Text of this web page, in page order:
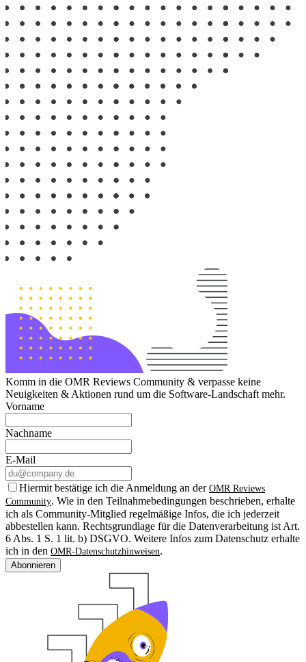
Komm in die OMR Reviews Community & verpasse keine
Neuigkeiten & Aktionen rund um die Software-Landschaft mehr.
Vorname
Nachname
E-Mail
Hiermit bestätige ich die Anmeldung an der OMR Reviews
Community. Wie in den Teilnahmebedingungen beschrieben, erhalte
ich als Community-Mitglied regelmäßige Infos, die ich jederzeit
abbestellen kann. Rechtsgrundlage für die Datenverarbeitung ist Art.
6 Abs. 1 S. 1 lit. b) DSGVO. Weitere Infos zum Datenschutz erhalte
ich in den OMR-Datenschutzhinweisen.
Abonnieren